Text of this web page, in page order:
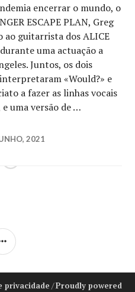
encerrar o mundo, o
ESCAPE PLAN, Greg
ao guitarrista dos ALICE
uma actuação a
Juntos, os dois
«Would?» e
a fazer as linhas vocais
uma versão de …
dos ALICE IN CHAINS e
2021
SIDEBAR
privacidade /Proudly powered